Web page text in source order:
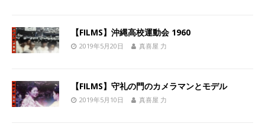
【FILMS】沖縄高校運動会 1960
2019年5月20日 真喜屋 力
【FILMS】守礼の門のカメラマンとモデル
2019年5月10日 真喜屋 力